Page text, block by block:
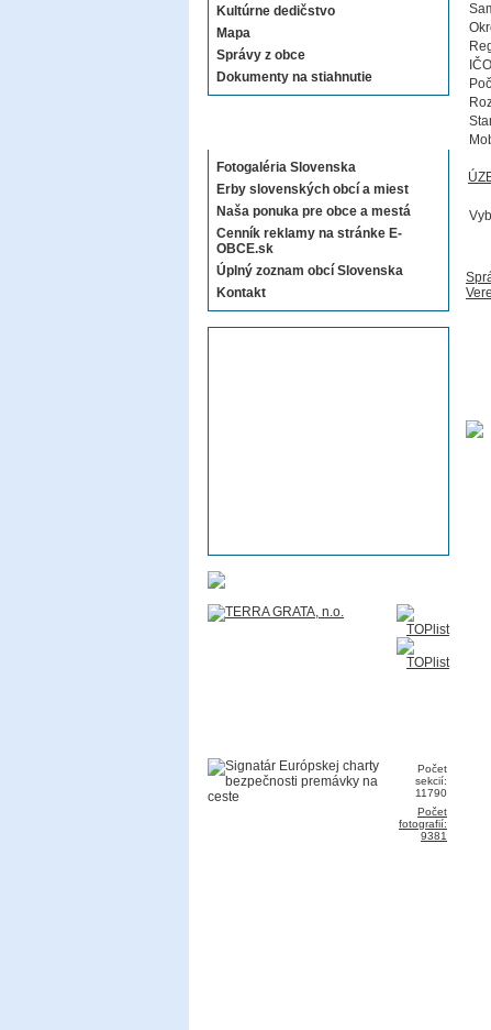
Kultúrne dedičstvo
Mapa
Správy z obce
Dokumenty na stiahnutie
Fotogaléria Slovenska
Erby slovenských obcí a miest
Naša ponuka pre obce a mestá
Cenník reklamy na stránke E-
OBCE.sk
Úplný zoznam obcí Slovenska
Kontakt
Počet
sekcií:
11790
Počet
fotografií:
9381